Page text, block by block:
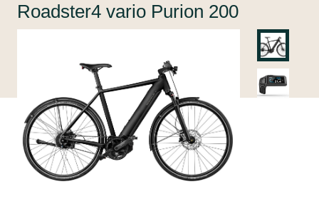
Roadster4 vario Purion 200